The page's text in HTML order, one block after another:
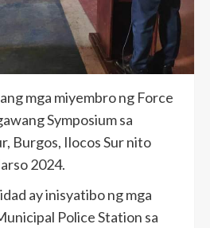
mga miyembro ng Force
Symposium sa
Burgos, Ilocos Sur nito
2024.
ay inisyatibo ng mga
Police Station sa